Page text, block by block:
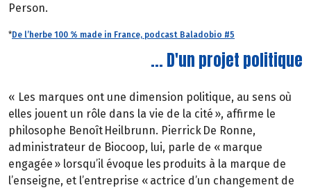
Person.
*De l’herbe 100 % made in France, podcast Baladobio #5
... D'un projet politique
« Les marques ont une dimension politique, au sens où
elles jouent un rôle dans la vie de la cité », affirme le
philosophe Benoît Heilbrunn. Pierrick De Ronne,
administrateur de Biocoop, lui, parle de « marque
engagée » lorsqu’il évoque les produits à la marque de
l’enseigne, et l’entreprise « actrice d’un changement de